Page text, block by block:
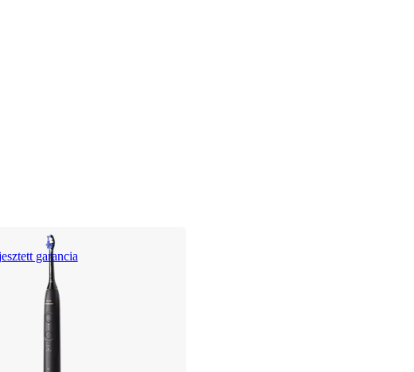
garancia